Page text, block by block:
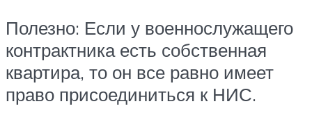
Полезно: Если у военнослужащего
контрактника есть собственная
квартира, то он все равно имеет
право присоединиться к НИС.